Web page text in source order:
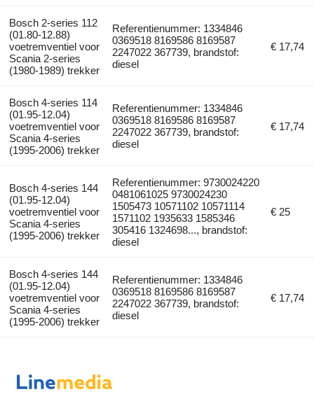
Bosch 2-series 112
(01.80-12.88)
voetremventiel voor
Scania 2-series
(1980-1989) trekker
Referentienummer: 1334846
0369518 8169586 8169587
2247022 367739, brandstof:
diesel
€ 17,74
Bosch 4-series 114
(01.95-12.04)
voetremventiel voor
Scania 4-series
(1995-2006) trekker
Referentienummer: 1334846
0369518 8169586 8169587
2247022 367739, brandstof:
diesel
€ 17,74
Bosch 4-series 144
(01.95-12.04)
voetremventiel voor
Scania 4-series
(1995-2006) trekker
Referentienummer: 9730024220
0481061025 9730024230
1505473 10571102 10571114
1571102 1935633 1585346
305416 1324698..., brandstof:
diesel
€ 25
Bosch 4-series 144
(01.95-12.04)
voetremventiel voor
Scania 4-series
(1995-2006) trekker
Referentienummer: 1334846
0369518 8169586 8169587
2247022 367739, brandstof:
diesel
€ 17,74